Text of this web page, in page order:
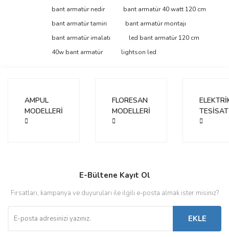
Bu ürüne ilk yorumu siz yapın!
Yorum Yaz
tarafımıza iletebilirsiniz.
Görüş ve önerileriniz için teşekkür ederiz.
Ürün resmi kalitesiz, bozuk veya görüntülenemiyor.
Bu ürüne benzer farklı alternatifler olmalı.
Gönder
bant armatür nedir
bant armatür 40 watt 120 cm
bant armatür tamiri
bant armatür montajı
bant armatür imalatı
led bant armatür 120 cm
40w bant armatür
lightson led
AMPUL
MODELLERİ
FLORESAN
MODELLERİ
TESİSAT
E-Bültene Kayıt Ol
Fırsatları, kampanya ve duyuruları ile ilgili e-posta almak ister misiniz?
EKLE